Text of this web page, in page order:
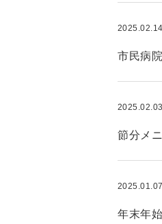
2025.02.14
市民病
2025.02.03
節分メ
2025.01.07
年末年